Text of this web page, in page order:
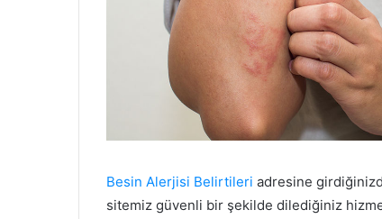
Besin Alerjisi Belirtileri adresine
sitemiz güvenli bir şekilde dilediğiniz